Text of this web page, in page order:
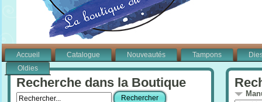
Accueil Catalogue Nouveautés Tampons
Oldies
Recherche dans la Boutique